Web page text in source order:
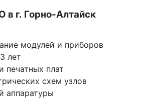
в г. Горно-Алтайск
модулей и приборов
лет
печатных плат
схем узлов
аппаратуры